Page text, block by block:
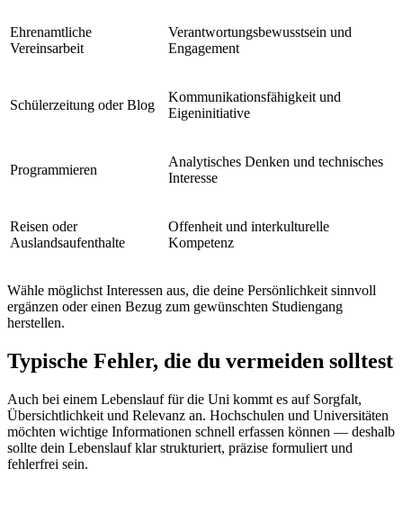
Ehrenamtliche
Vereinsarbeit
Verantwortungsbewusstsein und
Engagement
Schülerzeitung oder Blog
Kommunikationsfähigkeit und
Eigeninitiative
Programmieren
Analytisches Denken und technisches
Interesse
Reisen oder
Auslandsaufenthalte
Offenheit und interkulturelle
Kompetenz
Wähle möglichst Interessen aus, die deine Persönlichkeit sinnvoll
ergänzen oder einen Bezug zum gewünschten Studiengang
herstellen.
Typische Fehler, die du vermeiden solltest
Auch bei einem Lebenslauf für die Uni kommt es auf Sorgfalt,
Übersichtlichkeit und Relevanz an. Hochschulen und Universitäten
möchten wichtige Informationen schnell erfassen können — deshalb
sollte dein Lebenslauf klar strukturiert, präzise formuliert und
fehlerfrei sein.